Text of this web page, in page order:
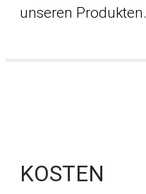
unseren Produkten.
KOSTEN